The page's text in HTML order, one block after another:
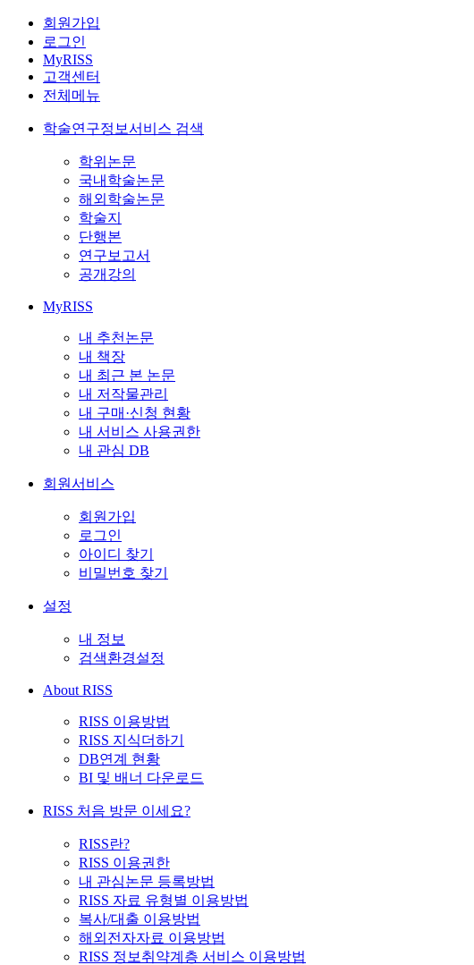
회원가입
로그인
MyRISS
고객센터
전체메뉴
학술연구정보서비스 검색
학위논문
국내학술논문
해외학술논문
학술지
단행본
연구보고서
공개강의
MyRISS
내 추천논문
내 책장
내 최근 본 논문
내 저작물관리
내 구매·신청 현황
내 서비스 사용권한
내 관심 DB
회원서비스
회원가입
로그인
아이디 찾기
비밀번호 찾기
설정
내 정보
검색환경설정
About RISS
RISS 이용방법
RISS 지식더하기
DB연계 현황
BI 및 배너 다운로드
RISS 처음 방문 이세요?
RISS란?
RISS 이용권한
내 관심논문 등록방법
RISS 자료 유형별 이용방법
복사/대출 이용방법
해외전자자료 이용방법
RISS 정보취약계층 서비스 이용방법